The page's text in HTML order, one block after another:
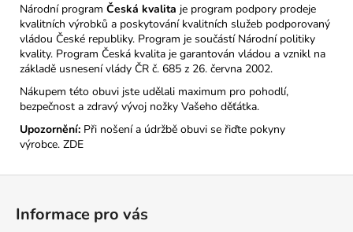
Národní program Česká kvalita je program podpory prodeje
kvalitních výrobků a poskytování kvalitních služeb podporovaný
vládou České republiky. Program je součástí Národní politiky
kvality. Program Česká kvalita je garantován vládou a vznikl na
základě usnesení vlády ČR č. 685 z 26. června 2002.
Nákupem této obuvi jste udělali maximum pro pohodlí,
bezpečnost a zdravý vývoj nožky Vašeho děťátka.
Upozornění: Při nošení a údržbě obuvi se řiďte pokyny
výrobce. ZDE
Informace pro vás